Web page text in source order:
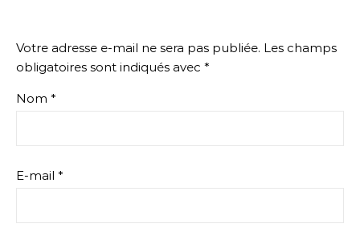
Votre adresse e-mail ne sera pas publiée. Les champs
obligatoires sont indiqués avec *
Nom *
E-mail *